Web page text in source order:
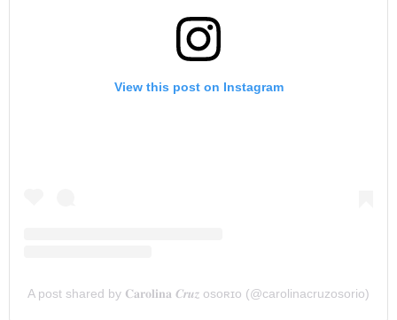
View this post on Instagram
A post shared by 𝐂𝐚𝐫𝐨𝐥𝐢𝐧𝐚 𝑪𝒓𝒖𝒛 ᴏsᴏʀɪᴏ (@carolinacruzosorio)